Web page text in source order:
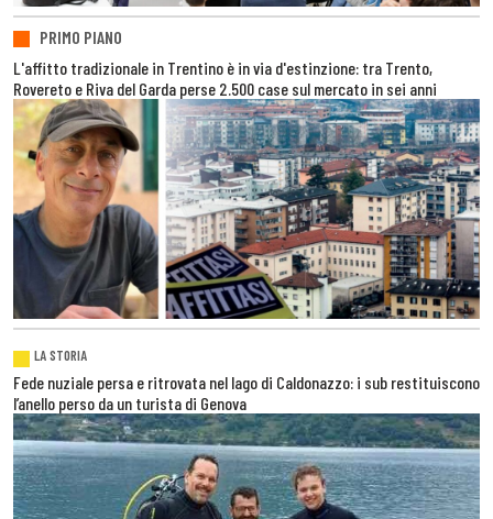
PRIMO PIANO
L'affitto tradizionale in Trentino è in via d'estinzione: tra Trento,
Rovereto e Riva del Garda perse 2.500 case sul mercato in sei anni
LA STORIA
Fede nuziale persa e ritrovata nel lago di Caldonazzo: i sub restituiscono
l’anello perso da un turista di Genova